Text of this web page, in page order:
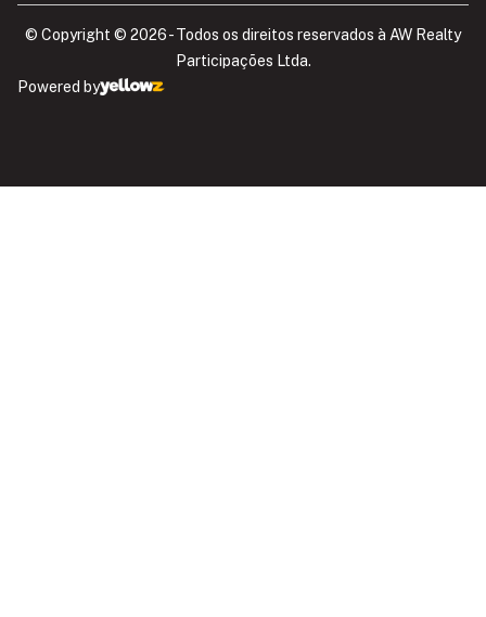
© Copyright © 2026 - Todos os direitos reservados à AW Realty
Participações Ltda.​
Powered by